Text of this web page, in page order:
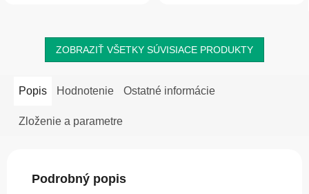
ZOBRAZIŤ VŠETKY SÚVISIACE PRODUKTY
Popis Hodnotenie Ostatné informácie
Zloženie a parametre
Podrobný popis